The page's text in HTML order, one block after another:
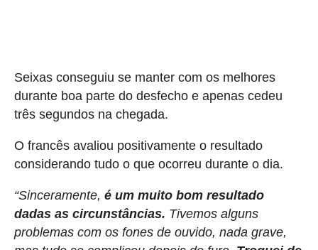
Seixas conseguiu se manter com os melhores
durante boa parte do desfecho e apenas cedeu
três segundos na chegada.
O francês avaliou positivamente o resultado
considerando tudo o que ocorreu durante o dia.
“Sinceramente, é um muito bom resultado
dadas as circunstâncias. Tivemos alguns
problemas com os fones de ouvido, nada grave,